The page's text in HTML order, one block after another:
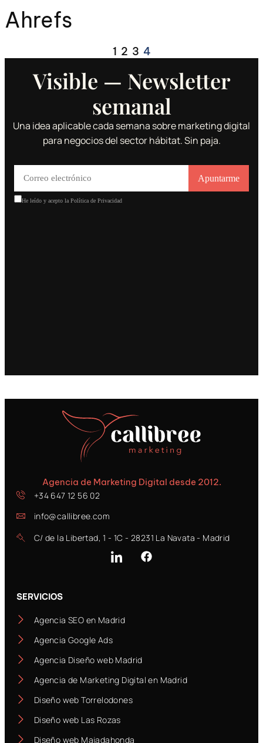
Ahrefs
1 2 3 4
Visible — Newsletter
semanal
Una idea aplicable cada semana sobre marketing digital
para negocios del sector hábitat. Sin paja.
Agencia de Marketing Digital desde 2012.
+34 647 12 56 02
info@callibree.com
C/ de la Libertad, 1 - 1C - 28231 La Navata - Madrid
SERVICIOS
Agencia SEO en Madrid
Agencia Google Ads
Agencia Diseño web Madrid
Agencia de Marketing Digital en Madrid
Diseño web Torrelodones
Diseño web Las Rozas
Diseño web Majadahonda